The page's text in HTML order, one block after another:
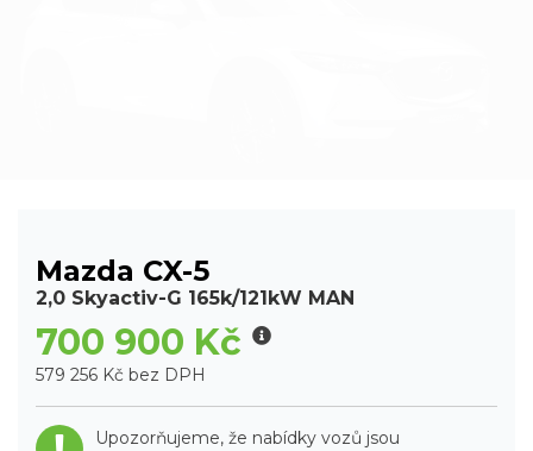
Mazda CX-5
2,0 Skyactiv-G 165k/121kW MAN
700 900 Kč
579 256 Kč bez DPH
Upozorňujeme, že nabídky vozů jsou